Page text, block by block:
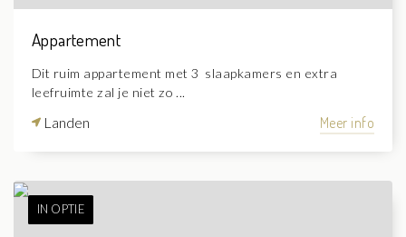
Appartement
Dit ruim appartement met 3 slaapkamers en extra
leefruimte zal je niet zo ...
Landen Meer info
IN OPTIE